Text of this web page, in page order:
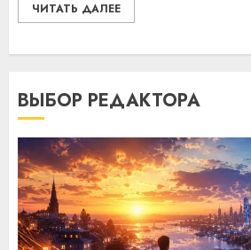
ЧИТАТЬ ДАЛЕЕ
ВЫБОР РЕДАКТОРА